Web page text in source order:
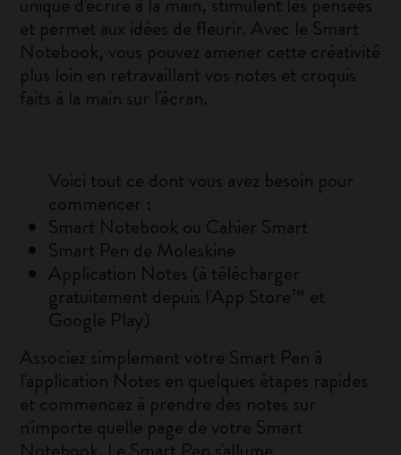
et permet aux idées de fleurir. Avec le Smart
Notebook, vous pouvez amener cette créativité
plus loin en retravaillant vos notes et croquis
faits à la main sur l'écran.
Voici tout ce dont vous avez besoin pour
commencer :
Smart Notebook ou Cahier Smart
Smart Pen de Moleskine
Application Notes (à télécharger
gratuitement depuis l'App Store™ et
Google Play)
Associez simplement votre Smart Pen à
l'application Notes en quelques étapes rapides
et commencez à prendre des notes sur
n'importe quelle page de votre Smart